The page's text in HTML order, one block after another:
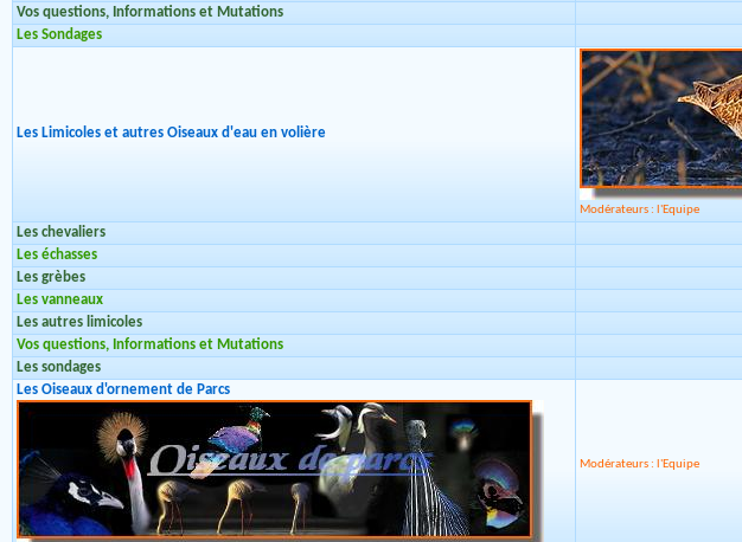
Vos questions, Informations et Mutations
Les Sondages
Les Limicoles et autres Oiseaux d'eau en volière
Modérateurs : l'Equipe
Les chevaliers
Les échasses
Les grèbes
Les vanneaux
Les autres limicoles
Vos questions, Informations et Mutations
Les sondages
Les Oiseaux d'ornement de Parcs
Modérateurs : l'Equipe